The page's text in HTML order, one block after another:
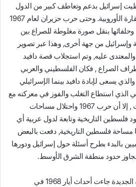
بينما حظيت إسرائيل بدعم وتعاطف كبير من الدول
ومن صناع الرأي العام في القارة الأوروبية. وحتى حرب حزيران لعام 1967
بنقل صورة مغلوطة للصراع بين
وإسرائيل من جهة أخرى, وهذا عبر تصوير
عليه, وتم استجلاب قصة دافيد
الصراع , فكان الفلسطيني والعربي
يسعى لإبادة دافيد بينما الإسرائيلي
الذي استطاع التغلب والفوز في معركته مع
المتغطرس والمعتدي قوليات , إلا أن حرب 1967 واحتلال مساحات
التاريخية وتابعة لدول عربية أي
مساحة فلسطين التاريخية, دفعت بالبعض
بالبدء بطرح أسئلة حول إسرائيل ودورها
حدود منطقة الشرق الأوسط.
بعد هذه المأساة الفلسطينية الجديدة جاءت أحداث أيار 1968 في